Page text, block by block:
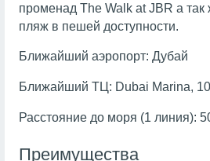
променад The Walk at JBR а
пляж в пешей доступности.
Ближайший аэропорт: Дубай
Ближайший ТЦ: Dubai Marina,
Расстояние до моря (1 линия):
Преимущества